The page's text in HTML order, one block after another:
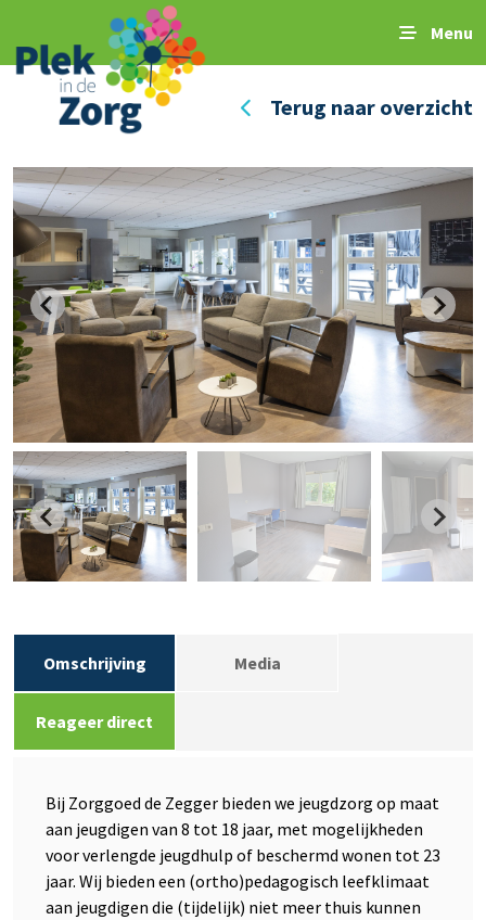
Menu
Terug naar overzicht
Omschrijving Media
Reageer direct
Bij Zorggoed de Zegger bieden we jeugdzorg op maat
aan jeugdigen van 8 tot 18 jaar, met mogelijkheden
voor verlengde jeugdhulp of beschermd wonen tot 23
jaar. Wij bieden een (ortho)pedagogisch leefklimaat
aan jeugdigen die (tijdelijk) niet meer thuis kunnen